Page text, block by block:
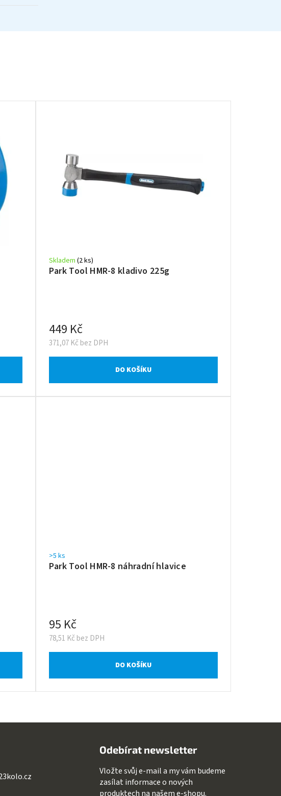
Park Tool HMR-8 kladivo 225g
Skladem(2 ks)
371,07 Kč bez DPH
449 Kč
DO KOŠÍKU
Park Tool HMR-8 náhradní hlavice
>5 ks
78,51 Kč bez DPH
95 Kč
DO KOŠÍKU
Odebírat newsletter
Vložte svůj e-mail a my vám budeme
zasílat informace o nových
produktech na našem e-shopu.